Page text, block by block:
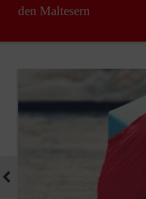
den Maltesern